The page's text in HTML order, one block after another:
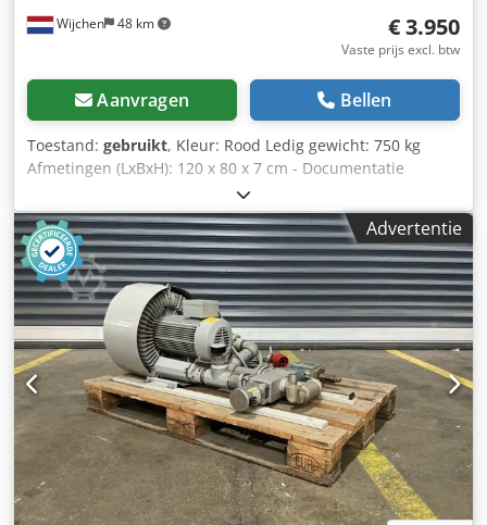
Wijchen 48 km € 3.950
Vaste prijs excl. btw
Aanvragen Bellen
Toestand: gebruikt, Kleur: Rood Ledig gewicht: 750 kg
Afmetingen (LxBxH): 120 x 80 x 7 cm - Documentatie
aanwezig: Nee - CE certificaat aanwezig: Nee -
Transportafmetingen: 1200mm x 800mm x 75mm (l x b x h)
- Transportgewicht [kg]: 750kg - Transportcolli [st.]: 1
Financiële informatie BTW: De getoonde prijs is exclusief
BTW BTW/marge: BTW verrekenbaar voor ondernemers
Levering en inruil altijd mogelijk van alles in de industriële
sectoren Dcodpfx Aszrnv Usblek Yorick Diebels
Advertentie